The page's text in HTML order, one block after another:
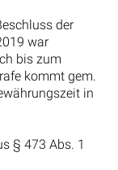
der
war
bis zum
kommt gem.
in
§ 473 Abs. 1